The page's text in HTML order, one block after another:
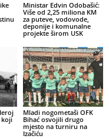
Ministar Edvin Odobašić:
Više od 2,25 miliona KM
za puteve, vodovode,
deponije i komunalne
projekte širom USK
koji
Mladi nogometaši OFK
Bihać osvojili drugo
mjesto na turniru na
Izačiću